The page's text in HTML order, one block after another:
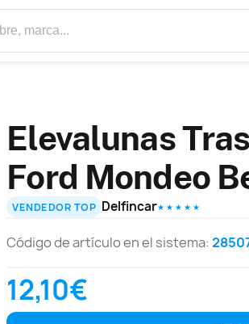
Elevalunas
Ford Mondeo
VENDEDOR TOP Delfincar★ ★ ★ ★ ★
Código de artículo en el sistema:
12,10€